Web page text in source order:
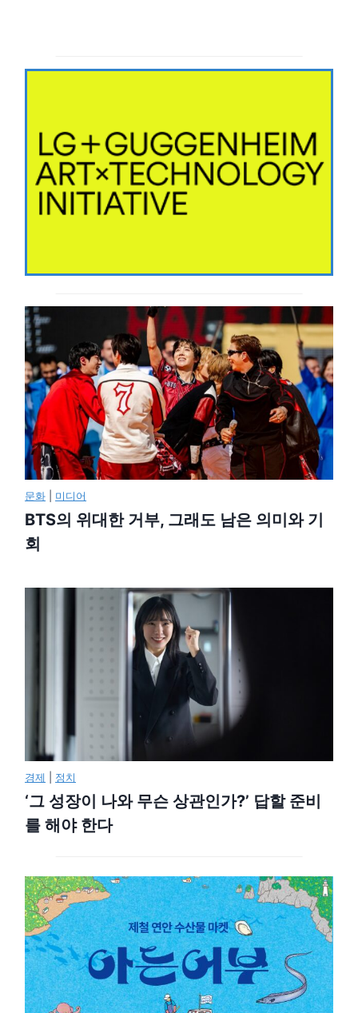
문화 미디어
BTS의 위대한 거부, 그래도 남은 의미와 기
회
경제 정치
‘그 성장이 나와 무슨 상관인가?’ 답할 준비
를 해야 한다